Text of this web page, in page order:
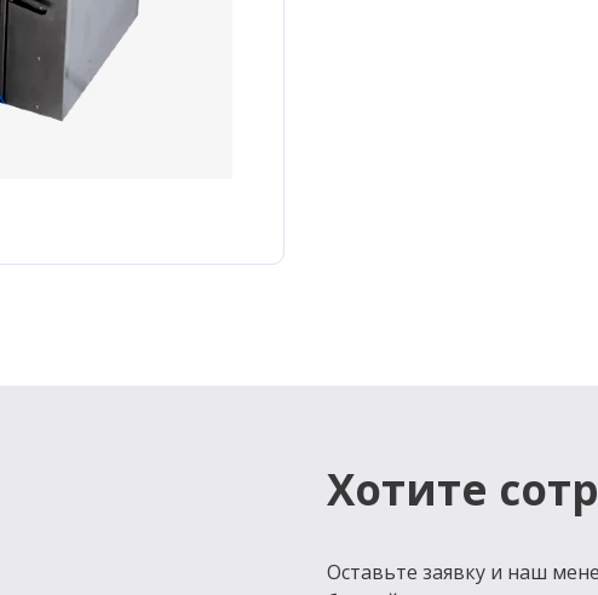
Хотите
Оставьте заявку и наш